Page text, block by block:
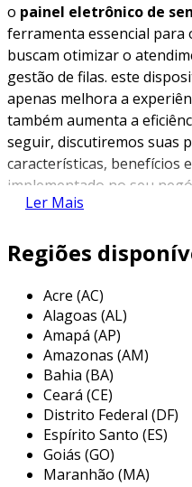
o painel eletrônico de
ferramenta essencial para
buscam otimizar o
gestão de filas. este
apenas melhora a
também aumenta a
seguir, discutiremos suas
características, benefícios
implementado no seu
os painéis eletrônicos de
indispensáveis. entre elas,
tela led de alta
proporciona fácil
mesmo em ambientes
sistema de
permite que os
digitais, aumentando
fila.
Ler Mais
Regiões
Acre (AC)
Alagoas (AL)
Amapá (AP)
Amazonas (AM)
Bahia (BA)
Ceará (CE)
Distrito Federal (DF)
Espírito Santo (ES)
Goiás (GO)
Maranhão (MA)